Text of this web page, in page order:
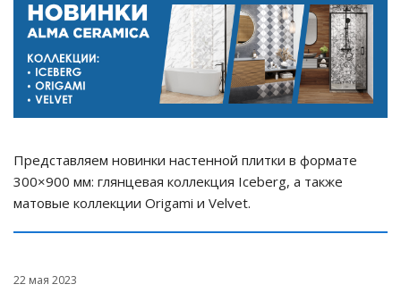
Представляем новинки настенной плитки в формате
300×900 мм: глянцевая коллекция Iceberg, а также
матовые коллекции Origami и Velvet.
22 мая 2023